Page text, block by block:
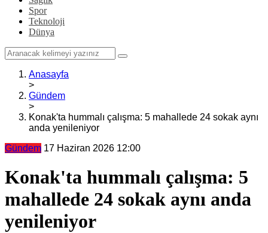
Spor
Teknoloji
Dünya
Anasayfa
>
Gündem
>
Konak'ta hummalı çalışma: 5 mahallede 24 sokak aynı
anda yenileniyor
Gündem 17 Haziran 2026 12:00
Konak'ta hummalı çalışma: 5
mahallede 24 sokak aynı anda
yenileniyor